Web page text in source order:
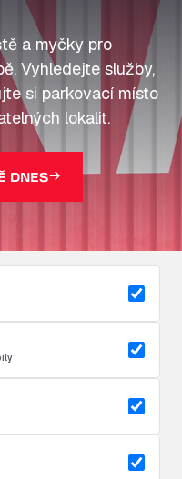
a myčky pro
Vyhledejte služby,
si parkovací místo
lokalit.
DNES